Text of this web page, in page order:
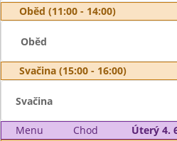
Oběd (11:00 - 14:00)
Oběd
Svačina (15:00 - 16:00)
Svačina
Menu Chod
Úterý 4.